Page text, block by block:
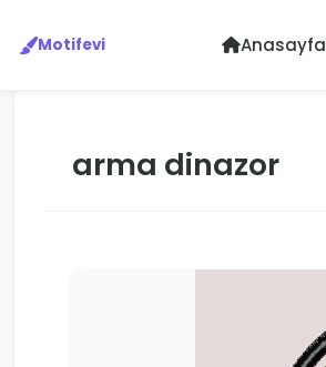
Motifevi Anasayfa
arma dinazor